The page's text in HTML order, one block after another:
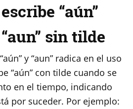
“aún”
sin tilde
y “aun” radica en el uso
“aún” con tilde cuando se
en el tiempo, indicando
por suceder. Por ejemplo: